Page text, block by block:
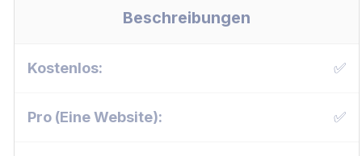
Beschreibungen
✅
✅